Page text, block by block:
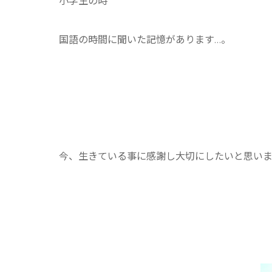
国語の時間に聞いた記憶があります…。
今、生きている事に感謝し大切にしたいと思い